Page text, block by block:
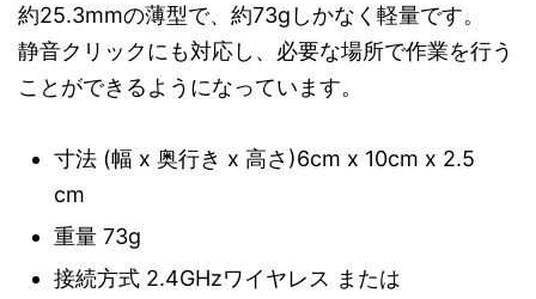
約25.3mmの薄型で、約73gしかなく軽量です。
静音クリックにも対応し、必要な場所で作業を行う
ことができるようになっています。
寸法 (幅 x 奥行き x 高さ)6cm x 10cm x 2.5
cm
重量 73g
接続方式 2.4GHzワイヤレス または